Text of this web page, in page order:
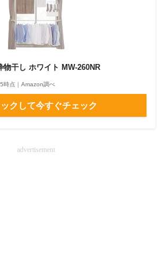
物干し ホワイト MW-260NR
時点｜Amazon調べ
クして今すぐチェック
advertisement